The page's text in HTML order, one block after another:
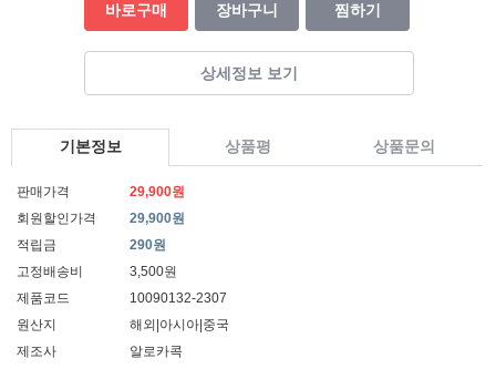
바로구매 장바구니 찜하기
상세정보 보기
기본정보 상품평 상품문의
판매가격
29,900원
회원할인가격
29,900원
적립금
290원
고정배송비
3,500원
제품코드
10090132-2307
원산지
해외|아시아|중국
제조사
알로카콕